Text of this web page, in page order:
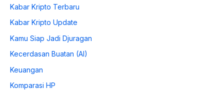
Kabar Kripto Terbaru
Kabar Kripto Update
Kamu Siap Jadi Djuragan
Kecerdasan Buatan (AI)
Keuangan
Komparasi HP